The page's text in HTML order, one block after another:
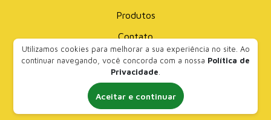
Produtos
Contato
Contato
(61) 99835-2393
contato@bornactive.com.br
Utilizamos cookies para melhorar a sua experiência no site. Ao
continuar navegando, você concorda com a nossa Política de
Privacidade.
Aceitar e continuar